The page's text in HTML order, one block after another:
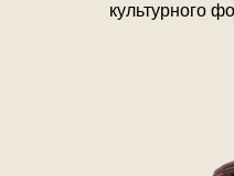
культурного